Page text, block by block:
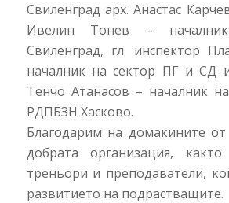
Свиленград арх. Анастас
Ивелин Тонев –
Свиленград, гл. инспектор
началник на сектор ПГ и СД
Тенчо Атанасов – началник
РДПБЗН Хасково.
Благодарим на домакините от
добрата организация,
треньори и преподаватели,
развитието на подрастващите.